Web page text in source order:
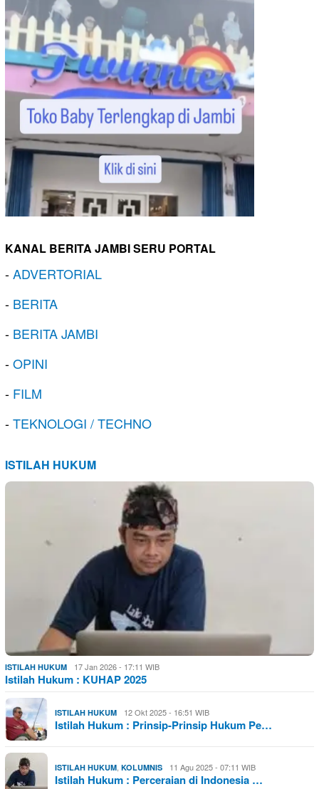
KANAL BERITA JAMBI SERU PORTAL
-ADVERTORIAL
- BERITA
- BERITA JAMBI
-OPINI
- FILM
-TEKNOLOGI / TECHNO
ISTILAH HUKUM
ISTILAH HUKUM 17 Jan 2026 - 17:11 WIB
Istilah Hukum : KUHAP 2025
ISTILAH HUKUM 12 Okt 2025 - 16:51 WIB
Istilah Hukum : Prinsip-Prinsip Hukum Pe…
ISTILAH HUKUM, KOLUMNIS 11 Agu 2025 - 07:11 WIB
Istilah Hukum : Perceraian di Indonesia …